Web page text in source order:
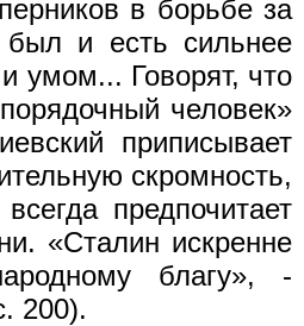
в борьбе за
был и есть сильнее
умом... Говорят, что
человек»
приписывает
скромность,
предпочитает
«Сталин искренне
благу», -
200).